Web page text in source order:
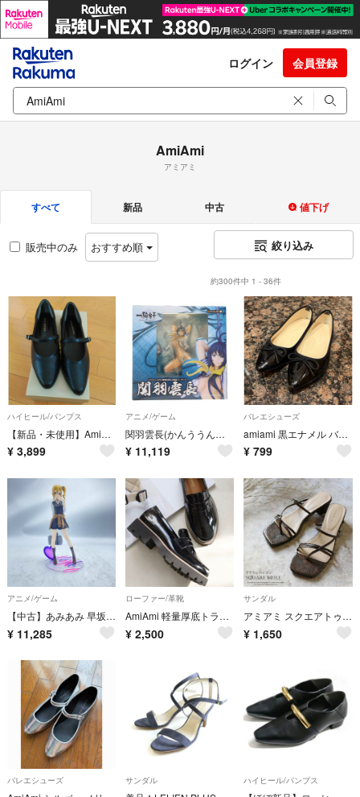
ログイン 会員登録
AmiAmi
アミアミ
すべて 新品 中古 値下げ
販売中のみ おすすめ順 絞り込み
約300件中 1 - 36件
ハイヒール/パンプス
【新品・未使用】AmiAmi メリージェーンパンプス 22.5cm
¥ 3,899
アニメ/ゲーム
関羽雲長(かんううんちょう) 一騎当千 Great Guardians(グレートガーディアンズ) 1/7 完成品 フィギュア あみあみ
¥ 11,119
バレエシューズ
amiami 黒エナメル バレエシューズ サイズ37
¥ 799
アニメ/ゲーム
【中古】あみあみ 早坂愛 1/7 「かぐや様は告らせたい?～天才たちの恋愛頭脳戦～」本体のみ/ﾖｺﾞﾚ有り [92][240092323714]
¥ 11,285
ローファー/革靴
AmiAmi 軽量厚底トラックソールローファー 23-23.5 M エナメル
¥ 2,500
サンダル
アミアミ スクエアトゥ サンダル
¥ 1,650
バレエシューズ サンダル ハイヒール/パンプス